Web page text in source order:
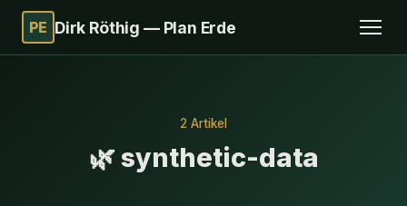
PE Dirk Röthig — Plan Erde
2 Artikel
🌿 synthetic-data